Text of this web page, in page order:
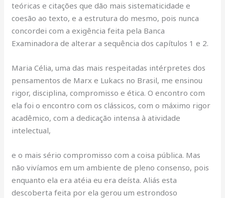
teóricas e citações que dão mais sistematicidade e
coesão ao texto, e a estrutura do mesmo, pois nunca
concordei com a exigência feita pela Banca
Examinadora de alterar a sequência dos capítulos 1 e 2.
Maria Célia, uma das mais respeitadas intérpretes dos
pensamentos de Marx e Lukacs no Brasil, me ensinou
rigor, disciplina, compromisso e ética. O encontro com
ela foi o encontro com os clássicos, com o máximo rigor
acadêmico, com a dedicação intensa à atividade
intelectual,
e o mais sério compromisso com a coisa pública. Mas
não vivíamos em um ambiente de pleno consenso, pois
enquanto ela era atéia eu era deísta. Aliás esta
descoberta feita por ela gerou um estrondoso